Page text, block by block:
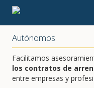
Áreas de
Autónomos
Facilitamos
los contratos de
entre empresas y